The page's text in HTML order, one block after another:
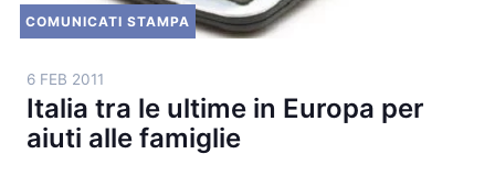
COMUNICATI STAMPA
6 FEB 2011
Italia tra le ultime in Europa per
aiuti alle famiglie